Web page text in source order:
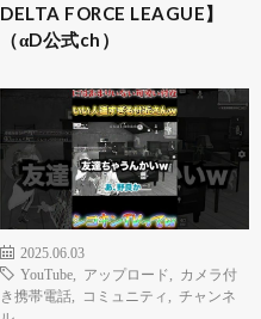
DELTA FORCE LEAGUE】
（αD公式ch）
2025.06.03
YouTube
アップロード
カメラ付
き携帯電話
コミュニティ
チャンネ